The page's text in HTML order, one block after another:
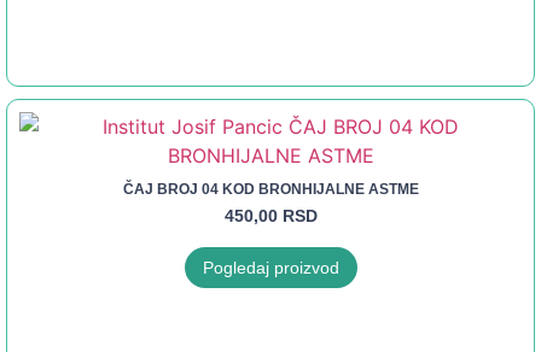
ČAJ BROJ 04 KOD BRONHIJALNE ASTME
450,00 RSD
Pogledaj proizvod